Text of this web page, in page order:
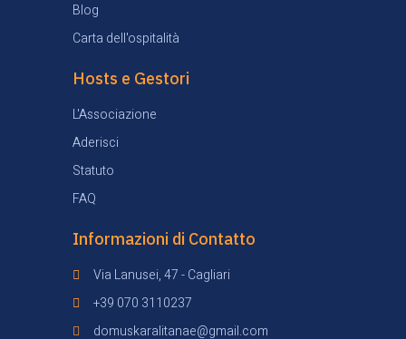
Blog
Carta dell'ospitalità
Hosts e Gestori
L'Associazione
Aderisci
Statuto
FAQ
Informazioni di Contatto
Via Lanusei, 47 - Cagliari
+39 070 3110237
domuskaralitanae@gmail.com